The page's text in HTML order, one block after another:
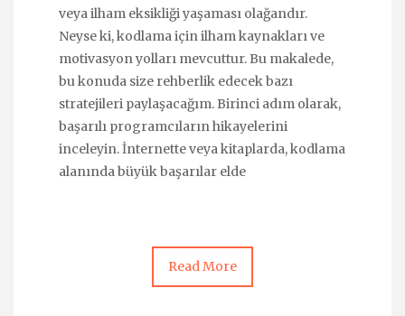
veya ilham eksikliği yaşaması olağandır.
Neyse ki, kodlama için ilham kaynakları ve
motivasyon yolları mevcuttur. Bu makalede,
bu konuda size rehberlik edecek bazı
stratejileri paylaşacağım. Birinci adım olarak,
başarılı programcıların hikayelerini
inceleyin. İnternette veya kitaplarda, kodlama
alanında büyük başarılar elde
Read More